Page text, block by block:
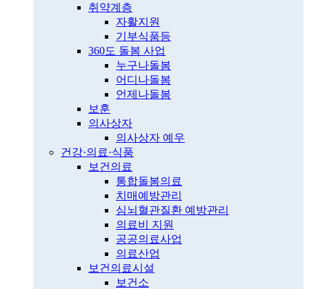
취약계층
자활지원
기부식품등
360도 돌봄 사업
누구나돌봄
어디나돌봄
언제나돌봄
보훈
의사상자
의사상자 예우
건강·의료·식품
보건의료
통합돌봄의료
치매예방관리
심뇌혈관질환 예방관리
의료비 지원
공공의료사업
의료산업
보건의료시설
보건소